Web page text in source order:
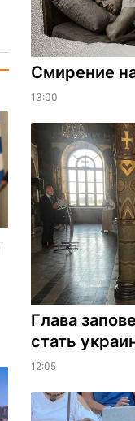
Смирение
13:00
Глава
стать
12:05